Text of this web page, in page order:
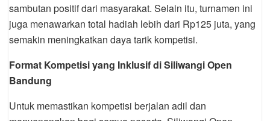
sambutan positif dari masyarakat. Selain itu, turnamen ini
juga menawarkan total hadiah lebih dari Rp125 juta, yang
semakin meningkatkan daya tarik kompetisi.
Format Kompetisi yang Inklusif di Siliwangi Open
Bandung
Untuk memastikan kompetisi berjalan adil dan